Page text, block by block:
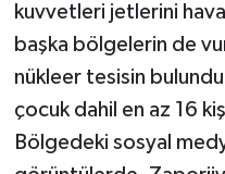
kuvvetleri jetlerini
başka bölgelerin de
nükleer tesisin
çocuk dahil en az 16
Bölgedeki sosyal